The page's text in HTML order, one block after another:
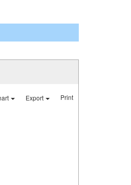
Export Print